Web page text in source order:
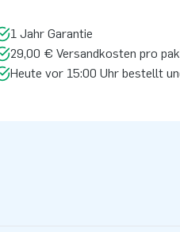
1 Jahr Garantie
29,00 € Versandkosten pro
Heute vor 15:00 Uhr bestellt